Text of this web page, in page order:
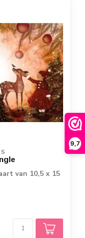
9,7
van 10,5 x 15